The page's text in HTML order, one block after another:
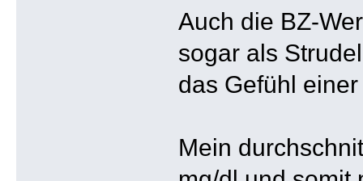
Auch die BZ-
sogar als
das Gefühl
Mein